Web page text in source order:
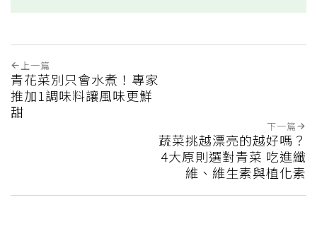
上一篇
青花菜別只會水煮！專家
推加1調味料讓風味更鮮
甜
下一篇
蔬菜挑越漂亮的越好嗎？
4大原則選對青菜 吃進纖
維、維生素與植化素